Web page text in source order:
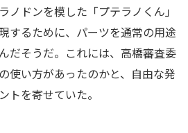
ノドンを模した「プテラノくん」
するために、パーツを通常の用途
だそうだ。これには、高橋審査委
使い方があったのかと、自由な発
トを寄せていた。